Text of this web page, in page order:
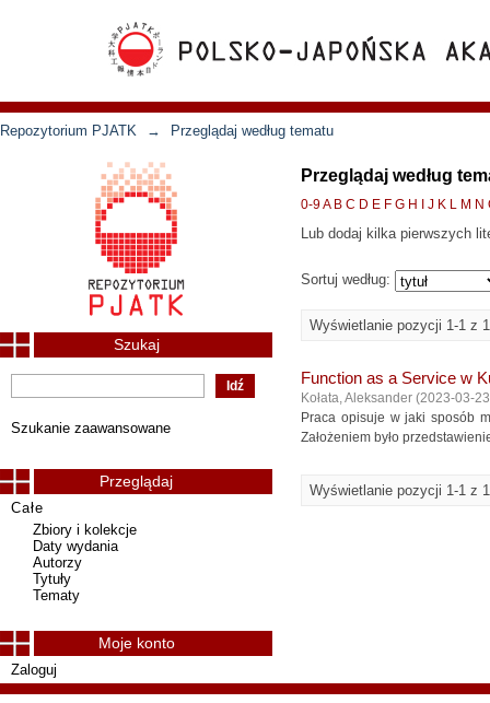
Repozytorium PJATK → Przeglądaj według tematu
Przeglądaj według
0-9A B C D E F G H J K L M N
Lub dodaj kilka pierwszych
Sortuj według:
Wyświetlanie pozycji 1-1 z 1
Function as a Service w
Kołata, Aleksander (2023-03-23
Praca opisuje w jaki sposób
Założeniem było
Wyświetlanie pozycji 1-1 z 1
Szukaj
Szukanie zaawansowane
Przeglądaj
Całe
Zbiory i kolekcje
Daty wydania
Autorzy
Tytuły
Tematy
Moje konto
Zaloguj